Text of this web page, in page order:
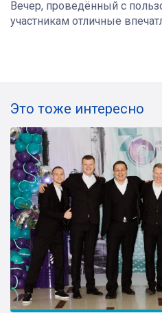
Вечер, проведённый с
участникам отличные
Это тоже интересно